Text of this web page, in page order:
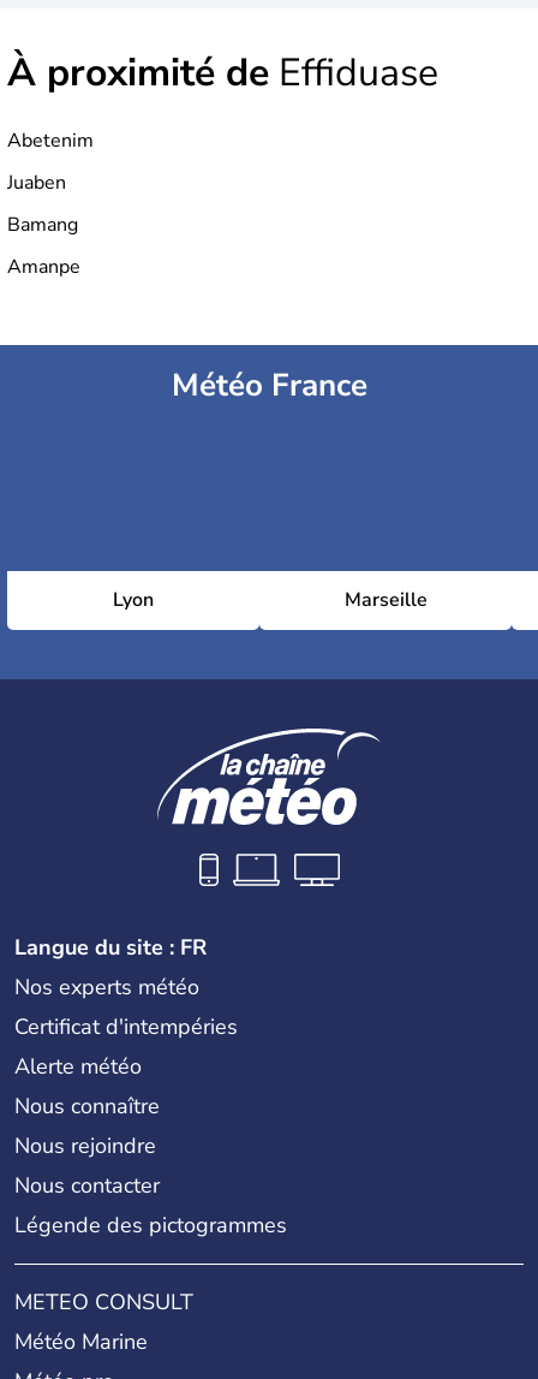
À proximité de Effiduase
Abetenim
Juaben
Bamang
Amanpe
Météo France
Lyon Marseille
Langue du site : FR
Nos experts météo
Certificat d'intempéries
Alerte météo
Nous connaître
Nous rejoindre
Nous contacter
Légende des pictogrammes
METEO CONSULT
Météo Marine